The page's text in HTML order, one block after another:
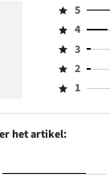
Beoordeling
5,
aantal
reviews
13.
5
Beoordeling
4,
aantal
reviews
4
Beoordeling
3,
aantal
3
Beoordeling
2,
1.
2
Beoordeling
1,
aantal
reviews
1
het artikel: